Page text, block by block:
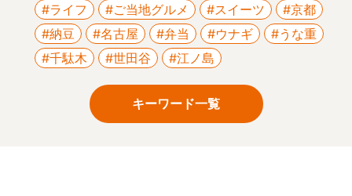
#ライフ #ご当地グルメ #スイーツ
#京都
#納豆
#名古屋 #弁当 #ウナギ
#うな重
#千駄木
#世田谷 #江ノ島
キーワード一覧